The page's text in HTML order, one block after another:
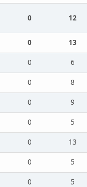
0 12
0
13
0
6
0
8
0
9
0
5
0
13
0
5
0
5